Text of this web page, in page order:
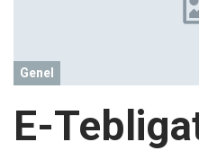
Genel
E-